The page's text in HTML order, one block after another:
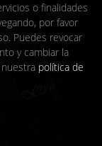
o finalidades
por favor
Puedes revocar
y cambiar la
política de